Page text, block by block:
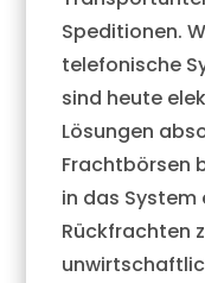
Speditionen.
telefonische
sind heute
Lösungen
Frachtbörsen
in das
Rückfrachten